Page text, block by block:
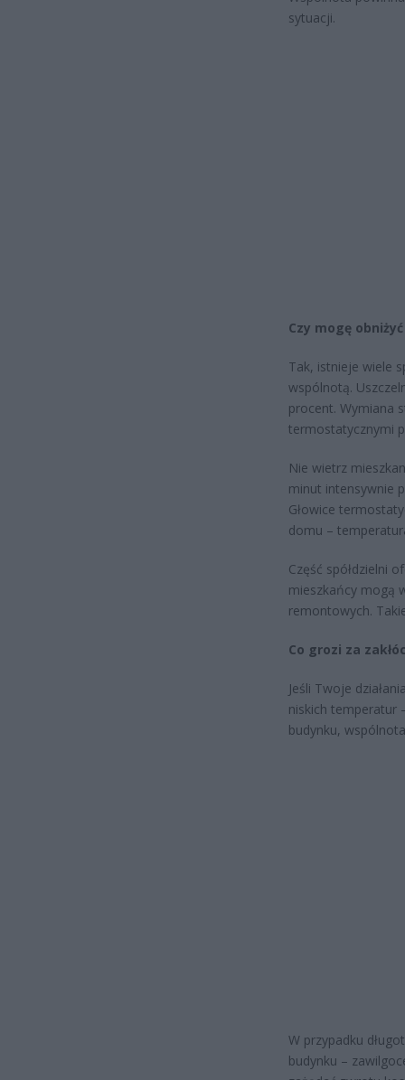
sytuacji.
Czy mogę
Tak, istnieje wiele
wspólnotą.
procent. Wymiana
termostatycznymi
Nie wietrz
minut intensywnie
Głowice
domu –
Część spółdzielni
mieszkańcy mogą
remontowych.
Co grozi za
Jeśli Twoje
niskich temperatur
budynku,
W przypadku
budynku –